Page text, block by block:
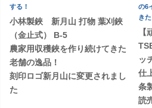
する！
小林製鋏 新月山 打物 葉刈鋏
（金止式） B-5
農家用収穫鋏を作り続けてきた
老舗の逸品！
刻印ロゴ新月山に変更されまし
た
の6
き
ッ
仕
条
読